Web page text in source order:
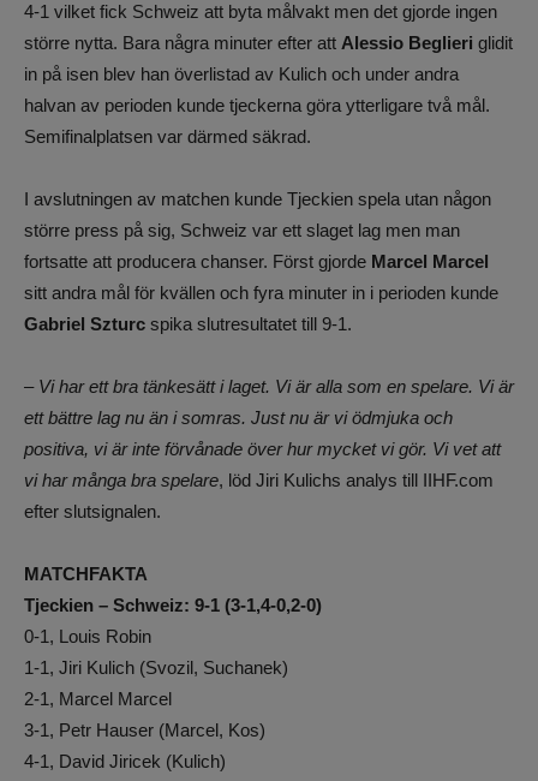
4-1 vilket fick Schweiz att byta målvakt men det gjorde ingen
större nytta. Bara några minuter efter att Alessio Beglieri glidit
in på isen blev han överlistad av Kulich och under andra
halvan av perioden kunde tjeckerna göra ytterligare två mål.
Semifinalplatsen var därmed säkrad.
I avslutningen av matchen kunde Tjeckien spela utan någon
större press på sig, Schweiz var ett slaget lag men man
fortsatte att producera chanser. Först gjorde Marcel Marcel
sitt andra mål för kvällen och fyra minuter in i perioden kunde
Gabriel Szturc spika slutresultatet till 9-1.
– Vi har ett bra tänkesätt i laget. Vi är alla som en spelare. Vi är
ett bättre lag nu än i somras. Just nu är vi ödmjuka och
positiva, vi är inte förvånade över hur mycket vi gör. Vi vet att
vi har många bra spelare, löd Jiri Kulichs analys till IIHF.com
efter slutsignalen.
MATCHFAKTA
Tjeckien – Schweiz: 9-1 (3-1,4-0,2-0)
0-1, Louis Robin
1-1, Jiri Kulich (Svozil, Suchanek)
2-1, Marcel Marcel
3-1, Petr Hauser (Marcel, Kos)
4-1, David Jiricek (Kulich)